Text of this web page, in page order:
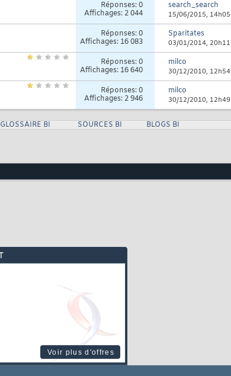
Réponses:0
Affichages: 2 044
search_search
15/06/2015, 14h05
Réponses:0
Affichages: 16 083
Sparitates
03/01/2014, 20h11
Réponses:0
Affichages: 16 640
milco
30/12/2010, 12h54
Réponses:0
Affichages: 2 946
milco
30/12/2010, 12h49
GLOSSAIRE BI SOURCES BI BLOGS BI
Voir plus d'offres